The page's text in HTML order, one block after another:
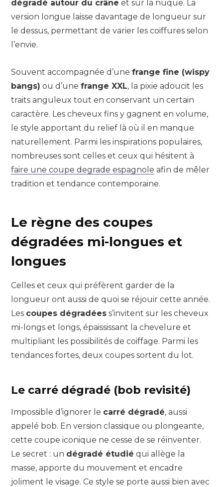
dégradé autour du crâne et sur la nuque. La
version longue laisse davantage de longueur sur
le dessus, permettant de varier les coiffures selon
l’envie.
Souvent accompagnée d’une frange fine (wispy
bangs) ou d’une frange XXL, la pixie adoucit les
traits anguleux tout en conservant un certain
caractère. Les cheveux fins y gagnent en volume,
le style apportant du relief là où il en manque
naturellement. Parmi les inspirations populaires,
nombreuses sont celles et ceux qui hésitent à
faire une coupe degrade espagnole afin de mêler
tradition et tendance contemporaine.
Le règne des coupes
dégradées mi-longues et
longues
Celles et ceux qui préfèrent garder de la
longueur ont aussi de quoi se réjouir cette année.
Les coupes dégradées s’invitent sur les cheveux
mi-longs et longs, épaississant la chevelure et
multipliant les possibilités de coiffage. Parmi les
tendances fortes, deux coupes sortent du lot.
Le carré dégradé (bob revisité)
Impossible d’ignorer le carré dégradé, aussi
appelé bob. En version classique ou plongeante,
cette coupe iconique ne cesse de se réinventer.
Le secret : un dégradé étudié qui allège la
masse, apporte du mouvement et encadre
joliment le visage. Ce style se porte aussi bien avec